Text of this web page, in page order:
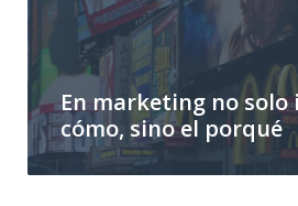
En marketing no
cómo, sino el porqué